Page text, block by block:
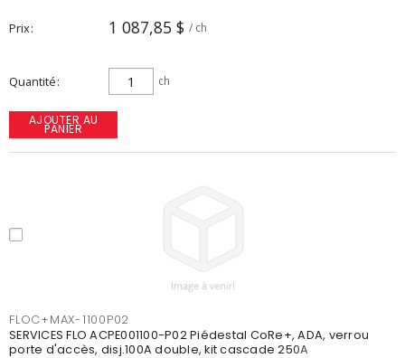
Prix 1 087,85 $ / ch
Quantité ch
AJOUTER AU
PANIER
FLOC+MAX-1100P02
SERVICES FLO ACPE001100-P02 Piédestal CoRe+, ADA, verrou
porte d'accès, disj.100A double, kit cascade 250A